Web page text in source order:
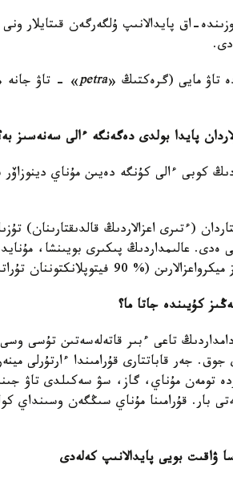
347 - جىلدىڭ وزىندە-اق پايدالانىپ ۇلگەرگەن
تاۋ مايى (گرەكتىڭ «petra» - تاۋ جانە
كوبى ءالى كۇنگە دەيىن مۇناي
(ءتىرى اعزالاردىڭ قالدىقتارىنان)
ەدى. عالىمداردىڭ پىكىرى بويىنشا،
تۇراتىن پلانكتون) قاراستىرۋ كەرەك.
تاعى ءبىر قاتەلەسەتىن تۇسى
جەر قاباتتارى قۇرامىندا ءارتۇرلى
تومەن مۇناي، گاز، سۋ سەكىلدى تاۋ
بار. قۇرامىنا مۇناي سىڭگەن وسىنداي